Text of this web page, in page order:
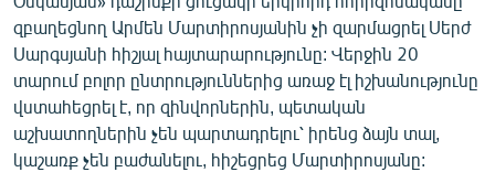
զբաղեցնող Արմեն Մարտիրոսյանին չի զարմացրել Սերժ
Սարգսյանի հիշյալ հայտարարությունը: Վերջին 20
տարում բոլոր ընտրություններից առաջ էլ իշխանությունը
վստահեցրել է, որ զինվորներին, պետական
աշխատողներին չեն պարտադրելու՝ իրենց ձայն տալ,
կաշառք չեն բաժանելու, հիշեցրեց Մարտիրոսյանը: